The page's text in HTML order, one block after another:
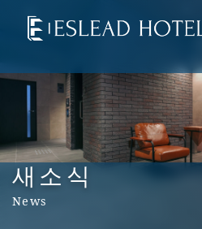
새소식
News